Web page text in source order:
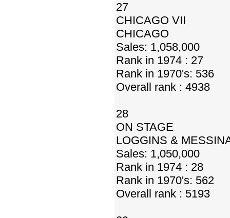
27
CHICAGO VII
CHICAGO
Sales: 1,058,000
Rank in 1974 : 27
Rank in 1970's: 536
Overall rank : 4938
28
ON STAGE
LOGGINS &
Sales: 1,050,000
Rank in 1974 : 28
Rank in 1970's: 562
Overall rank : 5193